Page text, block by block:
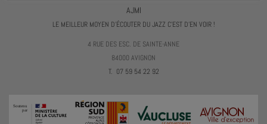
AJMI
LE MEILLEUR MOYEN D'ÉCOUTER DU JAZZ C'EST D'EN VOIR !
4 RUE DES ESC. DE SAINTE-ANNE
84000 AVIGNON
T. 07 59 54 22 92